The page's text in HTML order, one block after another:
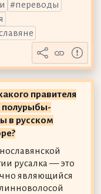
переводы
правителя
полурыбы-
в русском
русалка — это
являющийся